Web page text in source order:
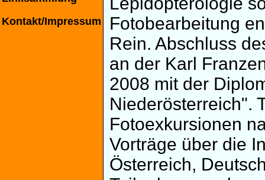
Kontakt/Impressum
Fotobearbeitung
Rein. Abschluss
an der Karl
2008 mit der
Niederösterreich".
Fotoexkursionen
Vorträge über die
Österreich,